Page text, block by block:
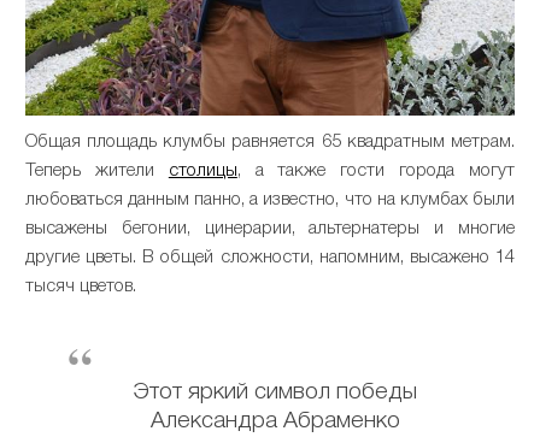
Общая площадь клумбы равняется 65 квадратным метрам.
Теперь жители столицы, а также гости города могут
любоваться данным панно, а известно, что на клумбах были
высажены бегонии, цинерарии, альтернатеры и многие
другие цветы. В общей сложности, напомним, высажено 14
тысяч цветов.
Этот яркий символ победы
Александра Абраменко